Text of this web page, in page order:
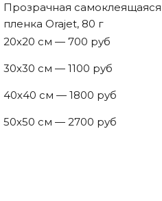
Прозрачная самоклеящаяся
пленка Orajet, 80 г
20х20 см — 700 руб
30х30 см — 1100 руб
40х40 см — 1800 руб
50х50 см — 2700 руб